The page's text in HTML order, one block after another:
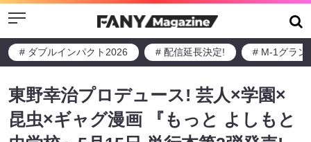
Menu
# ダブルインパクト2026 # 配信延長決定! # M-1グラン
東野幸治プロデュース! 芸人×学園×
昆虫×ギャグ漫画 『もっと よしもと